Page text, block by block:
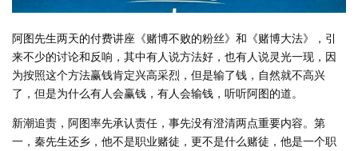
阿图先生两天的付费讲座《赌博不败的粉丝》和《赌博大法》，引
来不少的讨论和反响，其中有人说方法好，也有人说灵光一现，因
为按照这个方法赢钱肯定兴高采烈，但是输了钱，自然就不高兴
了，但是为什么有人会赢钱，有人会输钱，听听阿图的道。
新潮追责，阿图率先承认责任，事先没有澄清两点重要内容。第
一，秦先生还乡，他不是职业赌徒，更不是什么赌徒，他是一个职